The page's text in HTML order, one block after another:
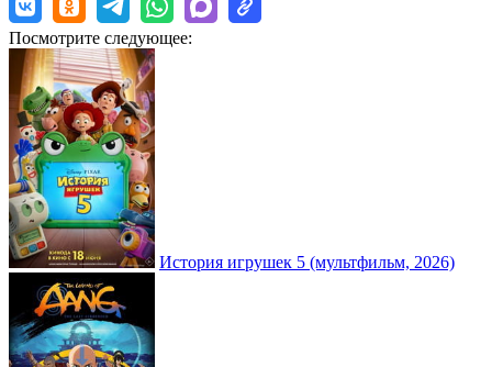
Посмотрите следующее:
История игрушек 5 (мультфильм, 2026)